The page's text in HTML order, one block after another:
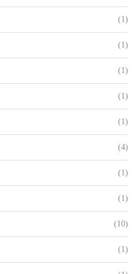
(1)
(1)
(1)
(1)
(1)
(4)
(1)
(1)
(10)
(1)